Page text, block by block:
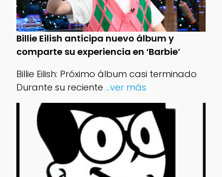
Billie Eilish anticipa nuevo álbum y
comparte su experiencia en ‘Barbie’
Billie Eilish: Próximo álbum casi terminado
Durante su reciente ...ver más